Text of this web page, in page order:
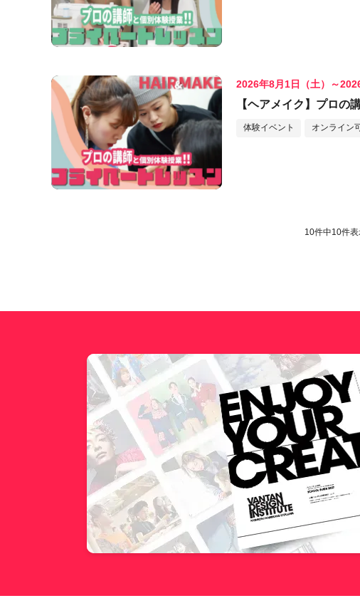
2026年8月1日（土）～
【ヘアメイク】プロの
体験イベント オンライン
10件中10件